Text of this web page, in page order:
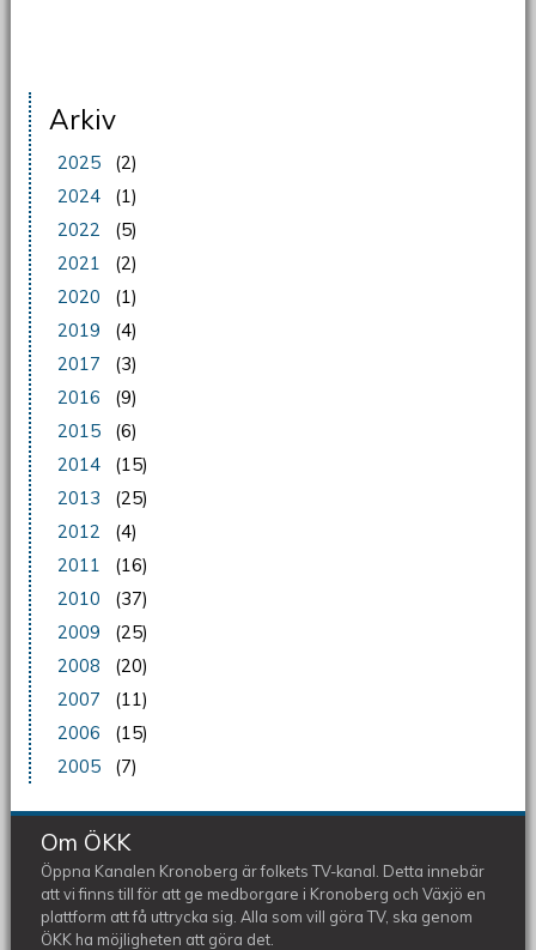
Arkiv
2025
(2)
2024
(1)
2022
(5)
2021
(2)
2020
(1)
2019
(4)
2017
(3)
2016
(9)
2015
(6)
2014
(15)
2013
(25)
2012
(4)
2011
(16)
2010
(37)
2009
(25)
2008
(20)
2007
(11)
2006
(15)
2005
(7)
Om ÖKK
Öppna Kanalen Kronoberg är folkets TV-kanal. Detta innebär
att vi finns till för att ge medborgare i Kronoberg och Växjö en
plattform att få uttrycka sig. Alla som vill göra TV, ska genom
ÖKK ha möjligheten att göra det.